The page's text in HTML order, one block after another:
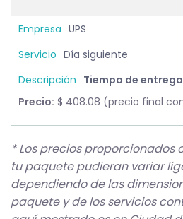
UPS
Día siguiente
Tiempo de
Precio: $ 408.08 (precio final
* Los precios proporcionados
tu paquete pudieran variar
dependiendo de las
paquete y de los servicios